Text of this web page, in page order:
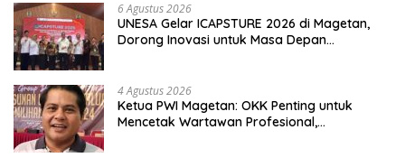
6 Agustus 2026
UNESA Gelar ICAPSTURE 2026 di Magetan,
Dorong Inovasi untuk Masa Depan
4 Agustus 2026
Ketua PWI Magetan: OKK Penting untuk
Mencetak Wartawan Profesional,